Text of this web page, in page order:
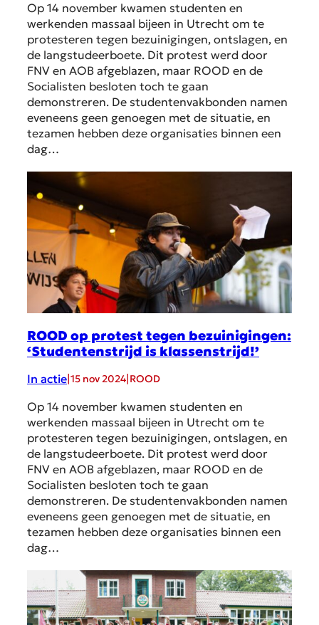
Op 14 november kwamen studenten en
werkenden massaal bijeen in Utrecht om te
protesteren tegen bezuinigingen, ontslagen, en
de langstudeerboete. Dit protest werd door
FNV en AOB afgeblazen, maar ROOD en de
Socialisten besloten toch te gaan
demonstreren. De studentenvakbonden namen
eveneens geen genoegen met de situatie, en
tezamen hebben deze organisaties binnen een
dag…
ROOD op protest tegen bezuinigingen:
‘Studentenstrijd is klassenstrijd!’
In actie 15 nov 2024 ROOD
Op 14 november kwamen studenten en
werkenden massaal bijeen in Utrecht om te
protesteren tegen bezuinigingen, ontslagen, en
de langstudeerboete. Dit protest werd door
FNV en AOB afgeblazen, maar ROOD en de
Socialisten besloten toch te gaan
demonstreren. De studentenvakbonden namen
eveneens geen genoegen met de situatie, en
tezamen hebben deze organisaties binnen een
dag…